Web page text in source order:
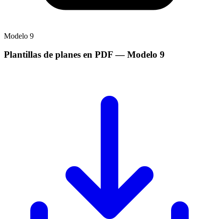
Modelo 9
Plantillas de planes en PDF— Modelo 9